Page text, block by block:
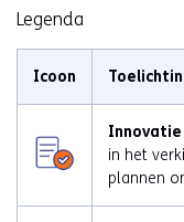
Legenda
Icoon
Innovatie
in het
plannen